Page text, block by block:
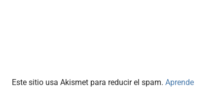
Este sitio usa Akismet para reducir el spam. Aprende